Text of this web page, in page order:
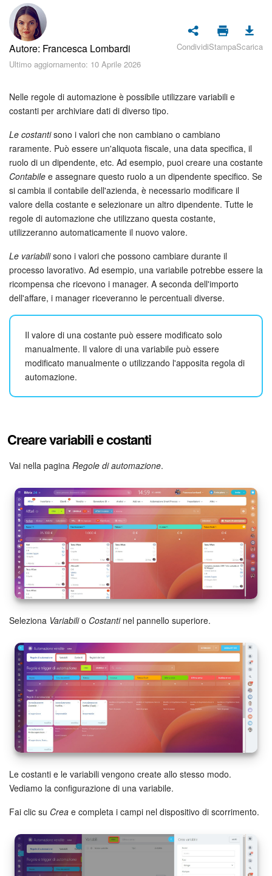
Piani e pagamento
Sicurezza in Bitrix24
Come iniziare?
CoPilot: IA in Bitrix24
Messenger
Collab
Calendario
Webmail
Gruppi di lavoro
Incarichi e progetti
Progetti IA
Analisi CRM
Generatore BI
Bitrix24 Market
Siti e store
Dipendenti
Knowledge base
Firma elettronica
Firma elettronica per HR
Automazione
Flussi di lavoro
Marketing
Gestione inventario
Autore: Francesca Lombardi
Ultimo aggiornamento: 10 Aprile 2026
CondividiStampaScarica
Nelle regole di automazione è possibile utilizzare variabili e
costanti per archiviare dati di diverso tipo.
Le costantisono i valori che non cambiano o cambiano
raramente. Può essere un'aliquota fiscale, una data specifica, il
ruolo di un dipendente, etc. Ad esempio, puoi creare una costante
Contabile e assegnare questo ruolo a un dipendente specifico. Se
si cambia il contabile dell'azienda, è necessario modificare il
valore della costante e selezionare un altro dipendente. Tutte le
regole di automazione che utilizzano questa costante,
utilizzeranno automaticamente il nuovo valore.
Le variabilisono i valori che possono cambiare durante il
processo lavorativo. Ad esempio, una variabile potrebbe essere la
ricompensa che ricevono i manager. A seconda dell'importo
dell'affare, i manager riceveranno le percentuali diverse.
Il valore di una costante può essere modificato solo
manualmente. Il valore di una variabile può essere
modificato manualmente o utilizzando l'apposita regola di
automazione.
Creare variabili e costanti
Vai nella pagina Regole di automazione.
Seleziona Variabilio Costantinel pannello superiore.
Le costanti e le variabili vengono create allo stesso modo.
Vediamo la configurazione di una variabile.
Fai clic su Crea e completa i campi nel dispositivo di scorrimento.